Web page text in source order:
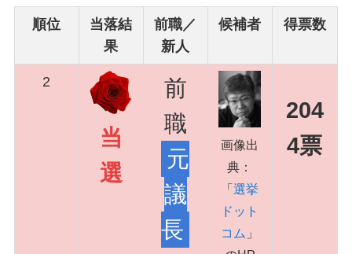
順位
当落結
果
前職／
新人
候補者 得票数
2
当
選
前
職
元
議
長
画像出
典：
「選挙
ドット
コム 」
204
4票